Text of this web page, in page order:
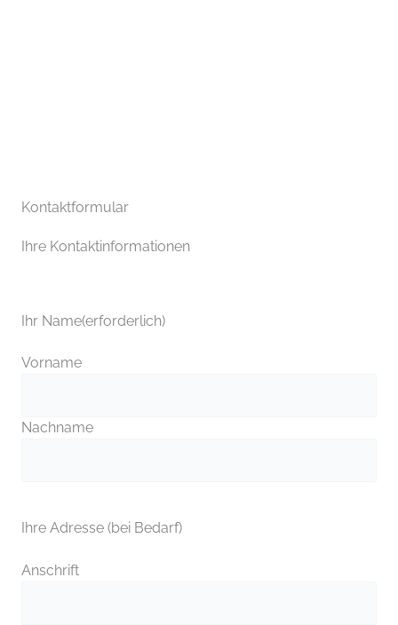
Kontaktformular
Ihre Kontaktinformationen
Ihr Name(erforderlich)
Vorname
Nachname
Ihre Adresse (bei Bedarf)
Anschrift